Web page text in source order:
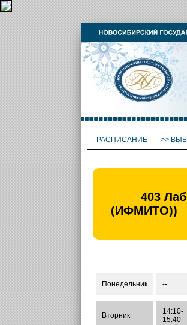
РАСПИСАНИЕ >>
403
(ИФМИТО))
Понедельник --
Вторник
14:10-
15:40